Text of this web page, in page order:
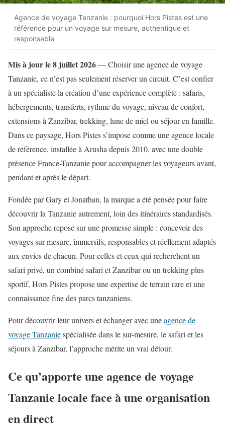
Agence de voyage Tanzanie : pourquoi Hors Pistes est une
référence pour un voyage sur mesure, authentique et
responsable
Mis à jour le 8 juillet 2026— Choisir une agence de voyage
Tanzanie, ce n’est pas seulement réserver un circuit. C’est confier
à un spécialiste la création d’une expérience complète : safaris,
hébergements, transferts, rythme du voyage, niveau de confort,
extensions à Zanzibar, trekking, lune de miel ou séjour en famille.
Dans ce paysage, Hors Pistes s’impose comme une agence locale
de référence, installée à Arusha depuis 2010, avec une double
présence France-Tanzanie pour accompagner les voyageurs avant,
pendant et après le départ.
Fondée par Gary et Jonathan, la marque a été pensée pour faire
découvrir la Tanzanie autrement, loin des itinéraires standardisés.
Son approche repose sur une promesse simple : concevoir des
voyages sur mesure, immersifs, responsables et réellement adaptés
aux envies de chacun. Pour celles et ceux qui recherchent un
safari privé, un combiné safari et Zanzibar ou un trekking plus
sportif, Hors Pistes propose une expertise de terrain rare et une
connaissance fine des parcs tanzaniens.
Pour découvrir leur univers et échanger avec uneagence de
voyage Tanzaniespécialisée dans le sur-mesure, le safari et les
séjours à Zanzibar, l’approche mérite un vrai détour.
Ce qu’apporte une agence de voyage
Tanzanie locale face à une organisation
en direct